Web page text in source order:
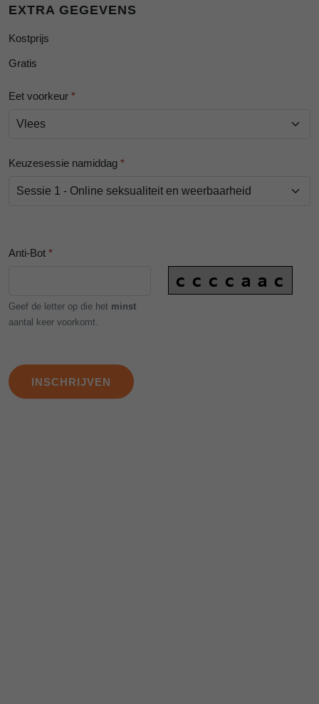
EXTRA GEGEVENS
Kostprijs
Gratis
Eet voorkeur *
Keuzesessie namiddag *
Anti-Bot *
Geef de letter op die het minst
aantal keer voorkomt.
INSCHRIJVEN